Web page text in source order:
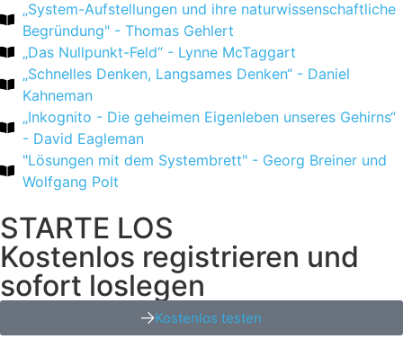
„System-Aufstellungen und ihre naturwissenschaftliche
Begründung" - Thomas Gehlert
⁠„Das Nullpunkt-Feld“ - Lynne McTaggart
„Schnelles Denken, Langsames Denken“ - Daniel
Kahneman
„Inkognito - Die geheimen Eigenleben unseres Gehirns“
- David Eagleman
"Lösungen mit dem Systembrett" - Georg Breiner und
Wolfgang Polt
STARTE LOS
Kostenlos registrieren und
sofort loslegen
Kostenlos testen